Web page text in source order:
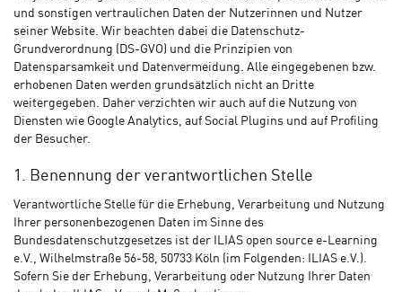
und sonstigen vertraulichen Daten der Nutzerinnen und Nutzer
seiner Website. Wir beachten dabei die Datenschutz-
Grundverordnung (DS-GVO) und die Prinzipien von
Datensparsamkeit und Datenvermeidung. Alle eingegebenen bzw.
erhobenen Daten werden grundsätzlich nicht an Dritte
weitergegeben. Daher verzichten wir auch auf die Nutzung von
Diensten wie Google Analytics, auf Social Plugins und auf Profiling
der Besucher.
1. Benennung der verantwortlichen Stelle
Verantwortliche Stelle für die Erhebung, Verarbeitung und Nutzung
Ihrer personenbezogenen Daten im Sinne des
Bundesdatenschutzgesetzes ist der ILIAS open source e-Learning
e.V., Wilhelmstraße 56-58, 50733 Köln (im Folgenden: ILIAS e.V.).
Sofern Sie der Erhebung, Verarbeitung oder Nutzung Ihrer Daten